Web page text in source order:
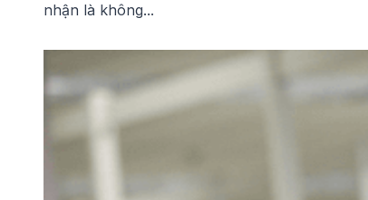
nhận là không...